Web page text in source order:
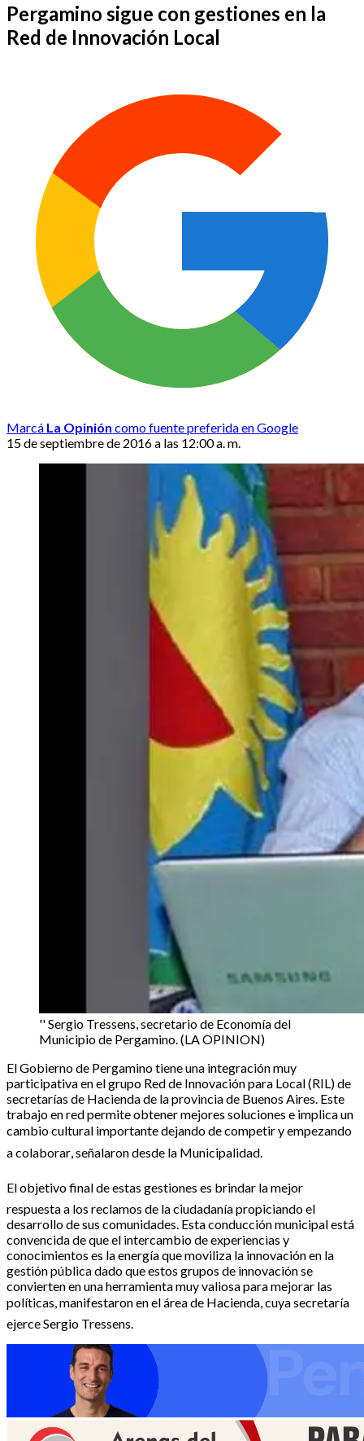
Pergamino sigue con gestiones en la
Red de Innovación Local
Marcá La Opinión como fuente preferida en Google
15 de septiembre de 2016 a las 12:00 a. m.
'' Sergio Tressens, secretario de Economía del
Municipio de Pergamino. (LA OPINION)
El Gobierno de Pergamino tiene una integración muy
participativa en el grupo Red de Innovación para Local (RIL) de
secretarías de Hacienda de la provincia de Buenos Aires. Este
trabajo en red permite obtener mejores soluciones e implica un
cambio cultural importante dejando de competir y empezando
a colaborar, señalaron desde la Municipalidad.
El objetivo final de estas gestiones es brindar la mejor
respuesta a los reclamos de la ciudadanía propiciando el
desarrollo de sus comunidades. Esta conducción municipal está
convencida de que el intercambio de experiencias y
conocimientos es la energía que moviliza la innovación en la
gestión pública dado que estos grupos de innovación se
convierten en una herramienta muy valiosa para mejorar las
políticas, manifestaron en el área de Hacienda, cuya secretaría
ejerce Sergio Tressens.